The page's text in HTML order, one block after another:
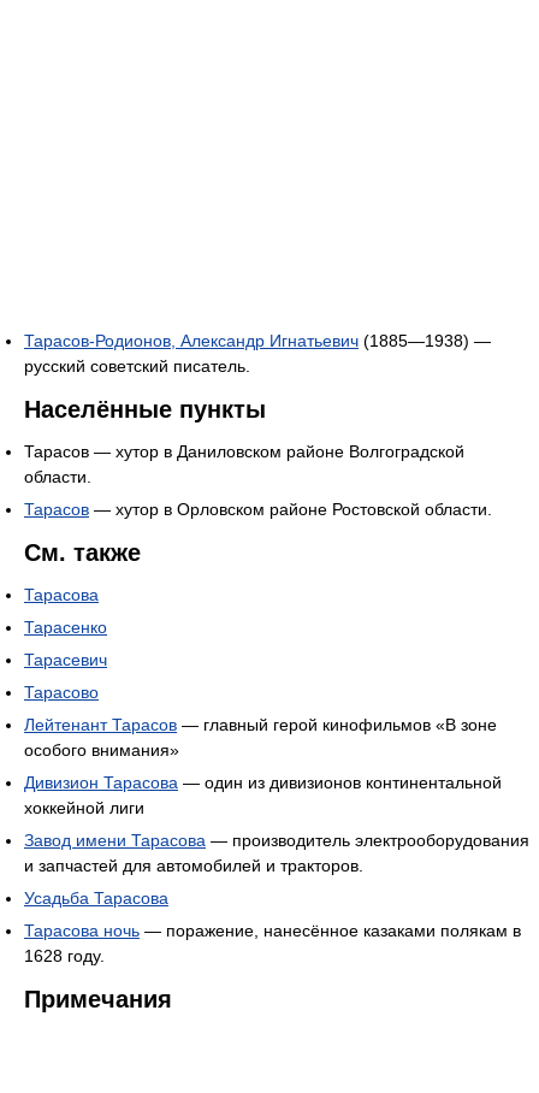
Тарасов-Родионов, Александр Игнатьевич (1885—1938) —
русский советский писатель.
Населённые пункты
Тарасов — хутор в Даниловском районе Волгоградской
области.
Тарасов — хутор в Орловском районе Ростовской области.
См. также
Тарасова
Тарасенко
Тарасевич
Тарасово
Лейтенант Тарасов — главный герой кинофильмов «В зоне
особого внимания»
Дивизион Тарасова — один из дивизионов континентальной
хоккейной лиги
Завод имени Тарасова — производитель электрооборудования
и запчастей для автомобилей и тракторов.
Усадьба Тарасова
Тарасова ночь — поражение, нанесённое казаками полякам в
1628 году.
Примечания